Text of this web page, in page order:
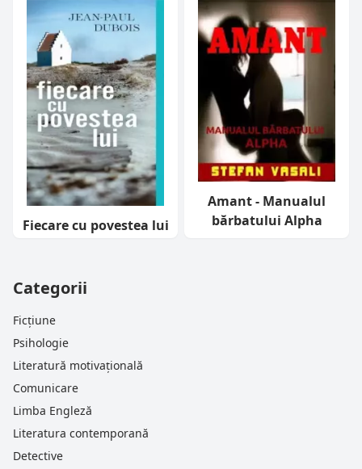
Fiecare cu povestea lui
Amant - Manualul
bărbatului Alpha
Categorii
Ficțiune
Psihologie
Literatură motivațională
Comunicare
Limba Engleză
Literatura contemporană
Detective